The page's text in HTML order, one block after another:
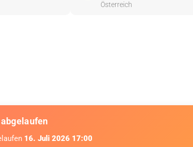
Österreich
16. Juli 2026 17:00